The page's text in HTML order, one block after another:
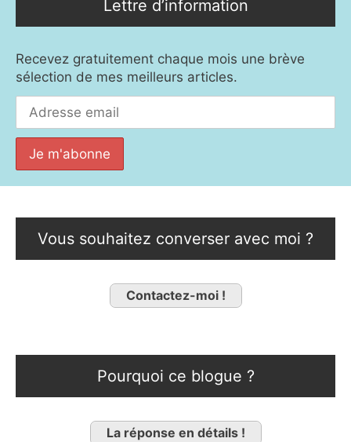
Lettre d’information
Recevez gratuitement chaque mois une brève
sélection de mes meilleurs articles.
Vous souhaitez converser avec moi ?
Contactez-moi !
Pourquoi ce blogue ?
La réponse en détails !